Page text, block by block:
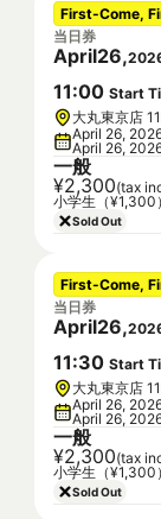
First-Come,
当日券
April26,
11:00 Start
大丸東京店
April 26,
April 26,
一般
¥2,300(tax
小学生（¥1,300）
Sold Out
First-Come,
当日券
April26,
11:30 Start
大丸東京店
April 26,
April 26,
一般
¥2,300(tax
小学生（¥1,300）
Sold Out